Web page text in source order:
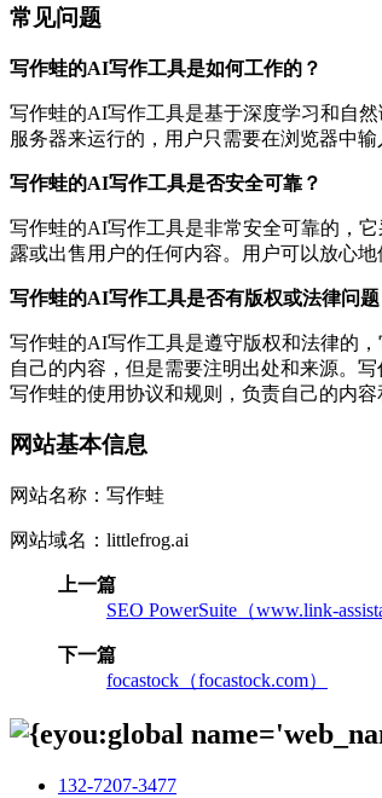
常见问题
写作蛙的AI写作工具是如何工作的？
写作蛙的AI写作工具是基于深度学习和自
服务器来运行的，用户只需要在浏览器中
写作蛙的AI写作工具是否安全可靠？
写作蛙的AI写作工具是非常安全可靠的，
露或出售用户的任何内容。用户可以放心
写作蛙的AI写作工具是否有版权或法律问题
写作蛙的AI写作工具是遵守版权和法律的
自己的内容，但是需要注明出处和来源。
写作蛙的使用协议和规则，负责自己的内容
网站基本信息
网站名称：写作蛙
网站域名：littlefrog.ai
上一篇
SEO PowerSuite（www.link-
下一篇
focastock（focastock.com）
132-7207-3477